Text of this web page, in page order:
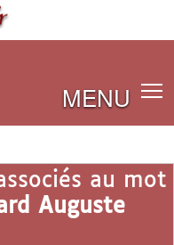
MENU
au mot
Auguste